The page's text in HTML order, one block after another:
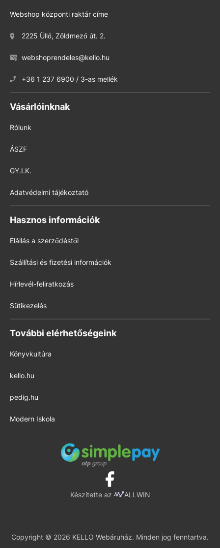
Webshop központi raktár címe
2225 Üllő, Zöldmező út. 2.
webshoprendeles@kello.hu
+36 1 237 6900 / 3-as mellék
Vásárlóinknak
Rólunk
ÁSZF
GY.I.K.
Adatvédelmi tájékoztató
Hasznos információk
Elállás a szerződéstől
Szállítási és fizetési információk
Hírlevél-feliratkozás
Sütikezelés
További elérhetőségeink
Könyvkultúra
kello.hu
pedig.hu
Modern Iskola
Készítette az ALLWIN
Copyright © 2026 KELLO Webáruház. Minden jog fenntartva.